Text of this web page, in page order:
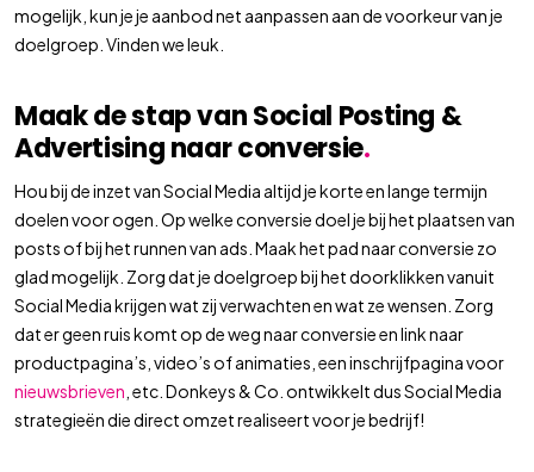
mogelijk, kun je je aanbod net aanpassen aan de voorkeur van je
doelgroep. Vinden we leuk.
Maak de stap van Social Posting &
Advertising naar conversie.
Hou bij de inzet van Social Media altijd je korte en lange termijn
doelen voor ogen. Op welke conversie doel je bij het plaatsen van
posts of bij het runnen van ads. Maak het pad naar conversie zo
glad mogelijk. Zorg dat je doelgroep bij het doorklikken vanuit
Social Media krijgen wat zij verwachten en wat ze wensen. Zorg
dat er geen ruis komt op de weg naar conversie en link naar
productpagina’s, video’s of animaties, een inschrijfpagina voor
nieuwsbrieven , etc. Donkeys & Co. ontwikkelt dus Social Media
strategieën die direct omzet realiseert voor je bedrijf!